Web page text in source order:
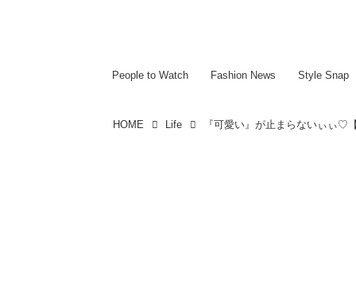
People to Watch Fashion News Style Snap
HOME Life